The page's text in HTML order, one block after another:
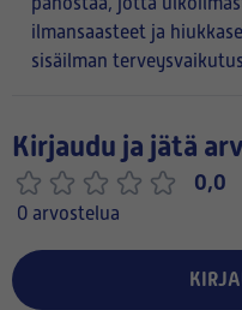
ilmansaasteet ja
sisäilman
Kirjaudu ja jätä
0,0
0 arvostelua